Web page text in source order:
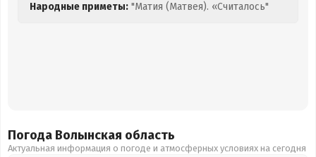
Народные приметы: "Матия (Матвея). «Считалось"
Погода Волынская область
Актуальная информация о погоде и атмосферных условиях на сегодня